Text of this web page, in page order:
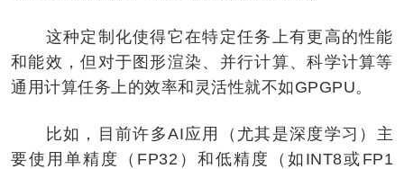
这种定制化使得它在特定任务上有更高的性能
和能效，但对于图形渲染、并行计算、科学计算等
通用计算任务上的效率和灵活性就不如GPGPU。
比如，目前许多AI应用（尤其是深度学习）主
要使用单精度（FP32）和低精度（如INT8或FP1